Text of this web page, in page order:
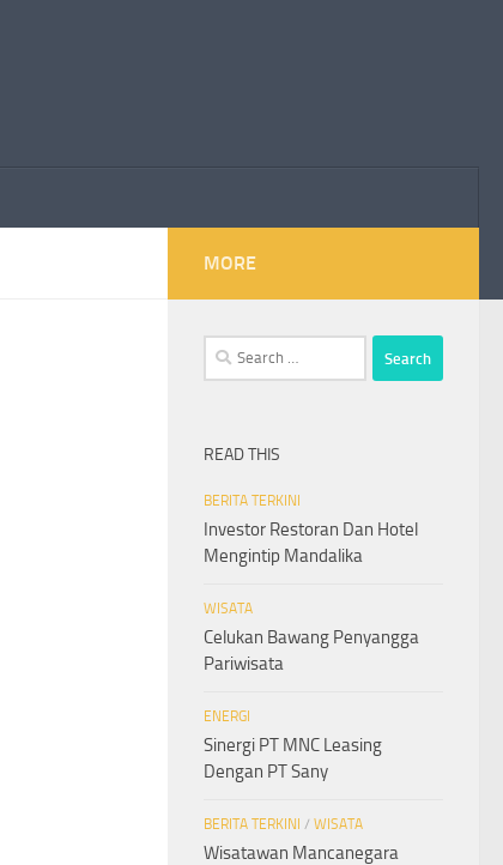
MORE
Search
for:
READ THIS
BERITA TERKINI
Investor Restoran Dan Hotel
Mengintip Mandalika
WISATA
Celukan Bawang Penyangga
Pariwisata
ENERGI
Sinergi PT MNC Leasing
Dengan PT Sany
BERITA TERKINI / WISATA
Wisatawan Mancanegara